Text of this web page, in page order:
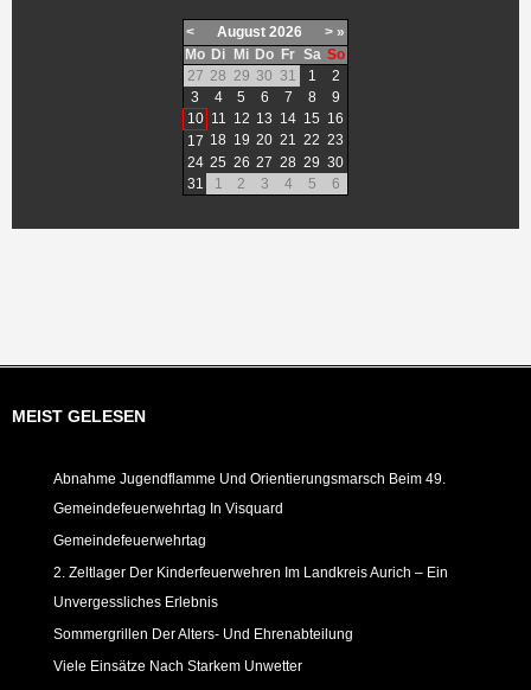
< August 2026 > »
Mo Di Mi Do Fr Sa So
27 28 29 30 31 1
2
3
4 5 6 7 8
9
10 11 12 13 14 15 16
17 18 19 20 21 22 23
24 25 26 27 28 29 30
31
1 2 3 4 5 6
MEIST GELESEN
Abnahme Jugendflamme Und Orientierungsmarsch Beim 49.
Gemeindefeuerwehrtag In Visquard
Gemeindefeuerwehrtag
2. Zeltlager Der Kinderfeuerwehren Im Landkreis Aurich – Ein
Unvergessliches Erlebnis
Sommergrillen Der Alters- Und Ehrenabteilung
Viele Einsätze Nach Starkem Unwetter